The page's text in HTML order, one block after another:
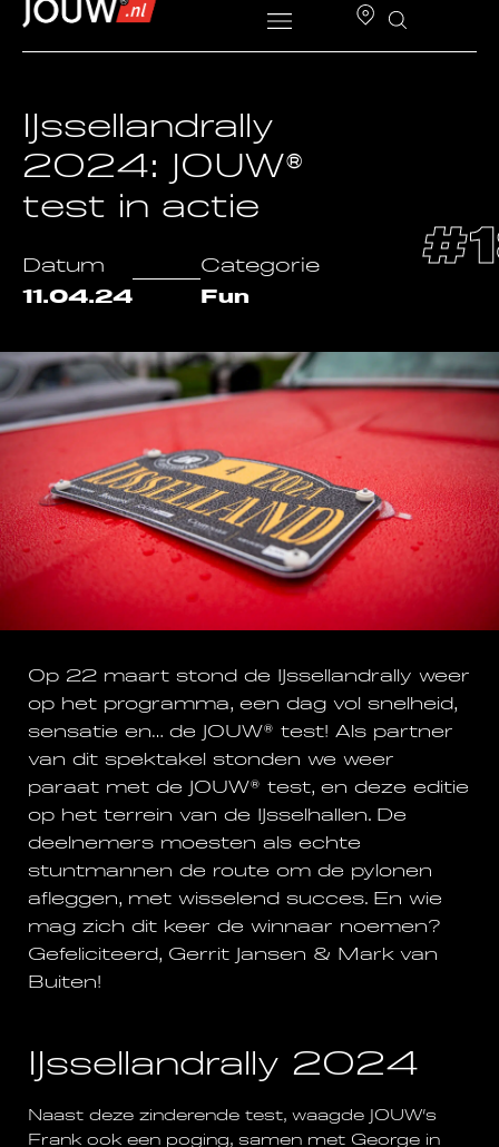
IJssellandrally
2024: JOUW®
test in actie
Datum
11.04.24
Categorie
Fun
Op 22 maart stond de IJssellandrally weer
op het programma, een dag vol snelheid,
sensatie en… de JOUW® test! Als partner
van dit spektakel stonden we weer
paraat met de JOUW® test, en deze editie
op het terrein van de IJsselhallen. De
deelnemers moesten als echte
stuntmannen de route om de pylonen
afleggen, met wisselend succes. En wie
mag zich dit keer de winnaar noemen?
Gefeliciteerd, Gerrit Jansen & Mark van
Buiten!
IJssellandrally 2024
Naast deze zinderende test, waagde JOUW’s
Frank ook een poging, samen met George in